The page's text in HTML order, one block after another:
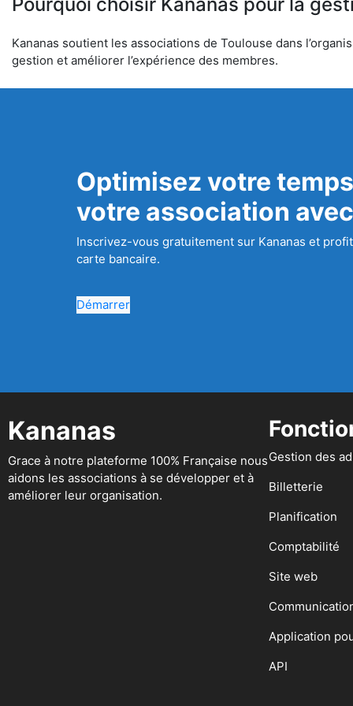
Kananas soutient les associations de Toulouse dans
gestion et améliorer l’expérience des membres.
Optimisez votre
votre association
Inscrivez-vous gratuitement sur Kananas et
carte bancaire.
Démarrer
Kananas
Grace à notre plateforme 100% Française nous
aidons les associations à se développer et à
améliorer leur organisation.
Gestion des
Billetterie
Planification
Comptabilité
Site web
Application
API